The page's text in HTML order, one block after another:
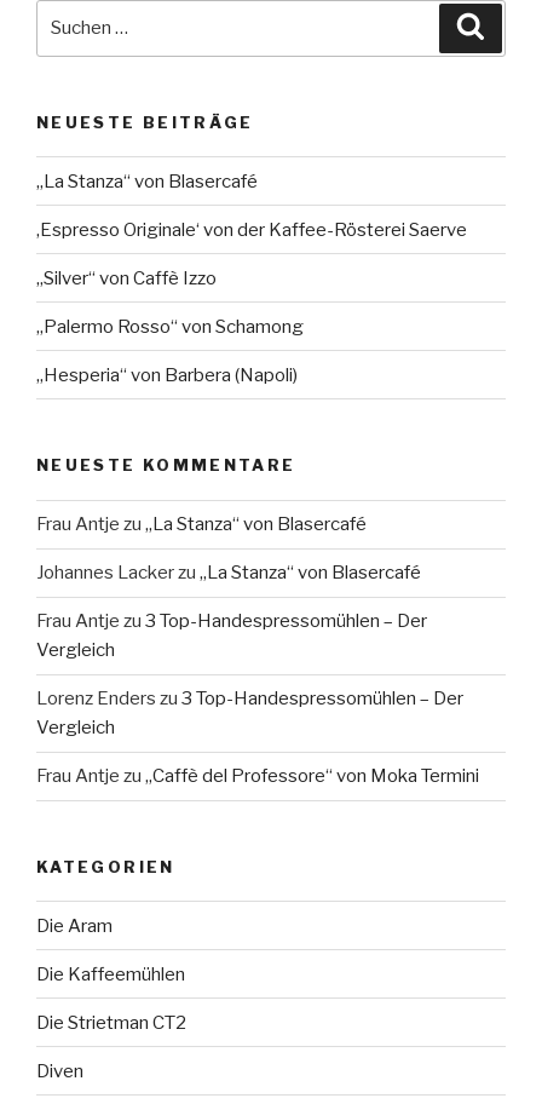
NEUESTE BEITRÄGE
„La Stanza“ von Blasercafé
‚Espresso Originale‘ von der Kaffee-Rösterei Saerve
„Silver“ von Caffè Izzo
„Palermo Rosso“ von Schamong
„Hesperia“ von Barbera (Napoli)
NEUESTE KOMMENTARE
Frau Antje zu „La Stanza“ von Blasercafé
Johannes Lackerzu „La Stanza“ von Blasercafé
Frau Antje zu 3 Top-Handespressomühlen – Der
Vergleich
Lorenz Enders zu 3 Top-Handespressomühlen – Der
Vergleich
Frau Antje zu „Caffè del Professore“ von Moka Termini
KATEGORIEN
Die Aram
Die Kaffeemühlen
Die Strietman CT2
Diven